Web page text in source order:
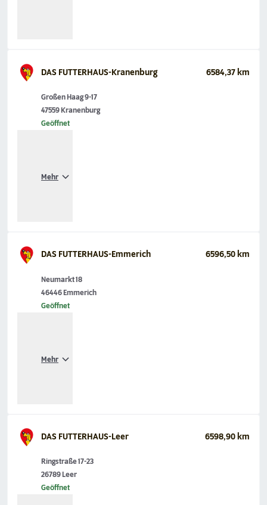
DAS FUTTERHAUS-Kranenburg 6584,37 km
Großen Haag 9-17
47559 Kranenburg
Geöffnet
Mehr
DAS FUTTERHAUS-Emmerich 6596,50 km
Neumarkt 18
46446 Emmerich
Geöffnet
Mehr
DAS FUTTERHAUS-Leer 6598,90 km
Ringstraße 17-23
26789 Leer
Geöffnet